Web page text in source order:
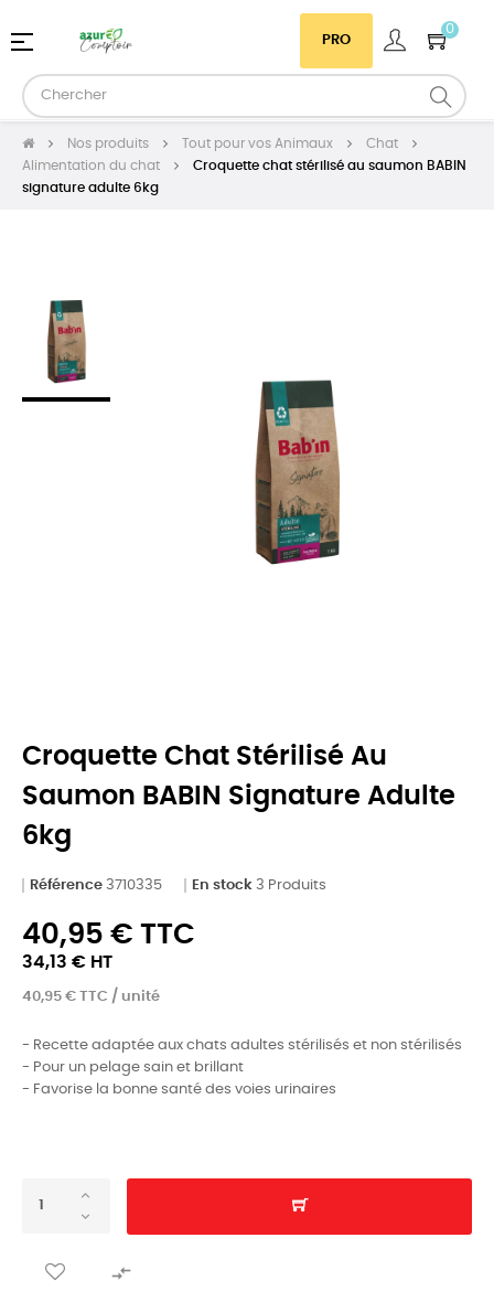
PRO
0
Basculer
navigation
☰
Nos produits Tout pour vos Animaux
Chat
Alimentation du chat
Croquette chat stérilisé au saumon BABIN
signature adulte 6kg
Croquette Chat Stérilisé Au
Saumon BABIN Signature Adulte
6kg
Référence 3710335 En stock 3 Produits
40,95 € TTC
34,13 € HT
40,95 € TTC / unité
- Recette adaptée aux chats adultes stérilisés et non stérilisés
- Pour un pelage sain et brillant
- Favorise la bonne santé des voies urinaires
